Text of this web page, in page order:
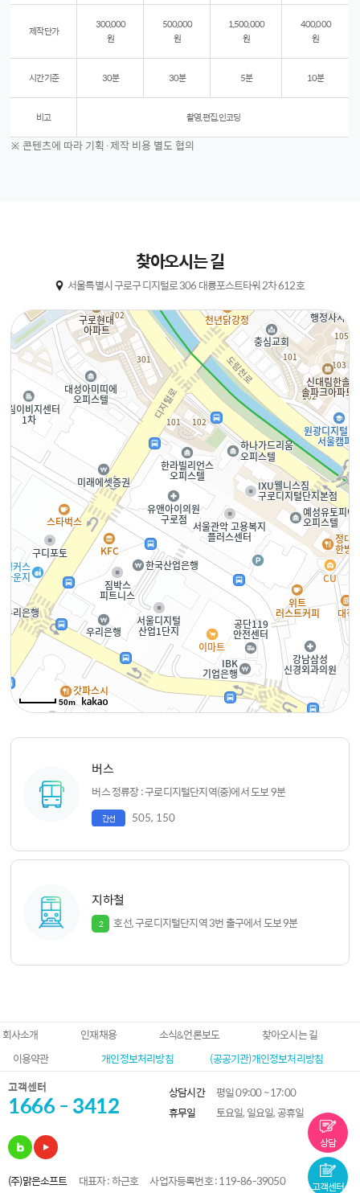
제작 단가
300,000
원
500,000
원
1,500,000
원
400,000
원
시간 기준 30분 30분 5분 10분
비고 촬영, 편집, 인코딩
※ 콘텐츠에 따라 기획·제작 비용 별도 협의
찾아오시는 길
서울특별시 구로구 디지털로 306 대륭포스트타워 2차 612호
50m
버스
버스 정류장 : 구로디지털단지역(중)에서 도보 9분
간선 505, 150
지하철
2 호선, 구로디지털단지역 3번 출구에서 도보 9분
회사소개 인재채용 소식&언론보도
찾아오시는 길
이용약관
개인정보처리방침
(공공기관)개인정보처리방침
고객센터
1666 - 3412 상담시간
평일 09:00 ~ 17:00
휴무일
토요일, 일요일, 공휴일
(주)맑은소프트 대표자 : 하근호
사업자등록번호 : 119-86-39050
상담
고객센터